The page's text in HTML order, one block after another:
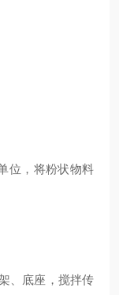
位，将粉状物料
、底座，搅拌传